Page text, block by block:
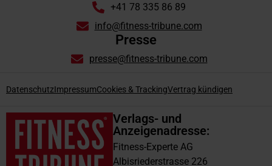
Verlags- und
Anzeigenadresse:
Fitness-Experte AG
Albisriederstrasse 226
+41 78 335 86 89
info@fitness-tribune.com
Presse
presse@fitness-tribune.com
DatenschutzImpressumCookies & TrackingVertrag kündigen